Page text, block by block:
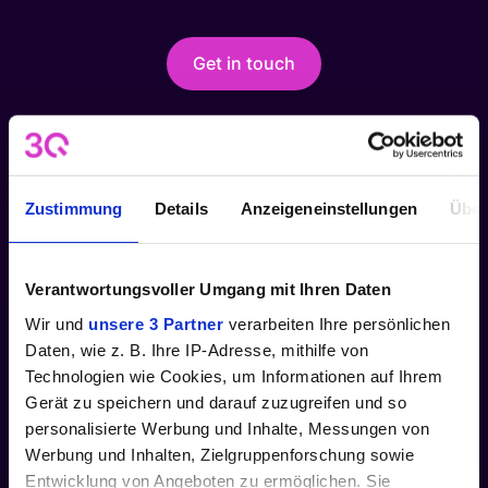
Zustimmung Details Anzeigeneinstellungen
Verantwortungsvoller Umgang mit Ihren Daten
Wir und unsere 3 Partner verarbeiten Ihre persönlichen
Daten, wie z. B. Ihre IP-Adresse, mithilfe von
Technologien wie Cookies, um Informationen auf Ihrem
Gerät zu speichern und darauf zuzugreifen und so
personalisierte Werbung und Inhalte, Messungen von
Werbung und Inhalten, Zielgruppenforschung sowie
Entwicklung von Angeboten zu ermöglichen. Sie
Get in touch
Ready to get started?
Try it free for 7 days
Flexible Pricing Model